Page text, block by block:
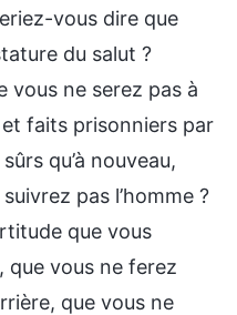
vous dire que
du salut ?
vous ne serez pas à
faits prisonniers par
qu’à nouveau,
pas l’homme ?
que vous
que vous ne ferez
que vous ne